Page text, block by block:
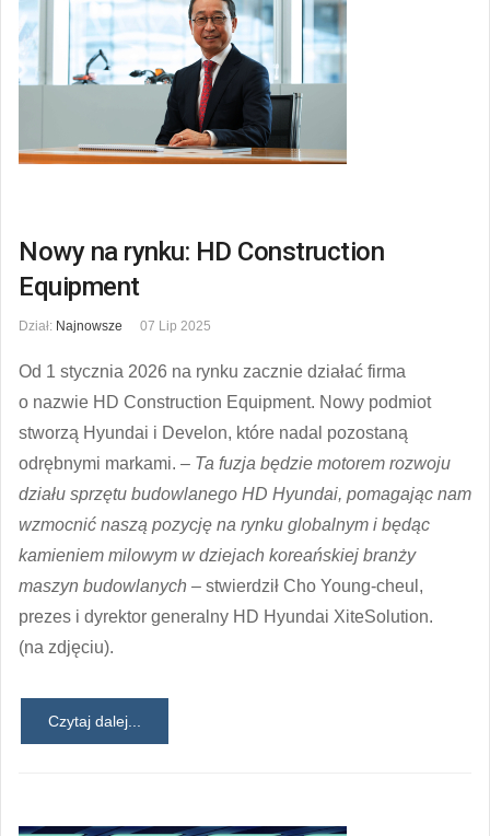
Nowy na rynku: HD Construction
Equipment
Dział: Najnowsze 07 Lip 2025
Od 1 stycznia 2026 na rynku zacznie działać firma
o nazwie HD Construction Equipment. Nowy podmiot
stworzą Hyundai i Develon, które nadal pozostaną
odrębnymi markami. – Ta fuzja będzie motorem rozwoju
działu sprzętu budowlanego HD Hyundai, pomagając nam
wzmocnić naszą pozycję na rynku globalnym i będąc
kamieniem milowym w dziejach koreańskiej branży
maszyn budowlanych – stwierdził Cho Young-cheul,
prezes i dyrektor generalny HD Hyundai XiteSolution.
(na zdjęciu).
Czytaj dalej...